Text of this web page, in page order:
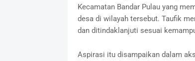
Kecamatan Bandar Pulau yang
desa di wilayah tersebut. Taufik
dan ditindaklanjuti sesuai
Aspirasi itu disampaikan dalam